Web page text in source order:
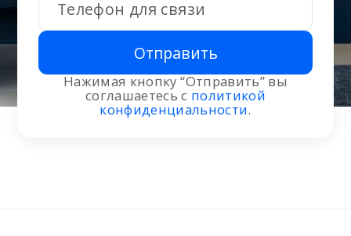
Отправить
Нажимая кнопку “Отправить” вы
соглашаетесь с политикой
конфиденциальности.